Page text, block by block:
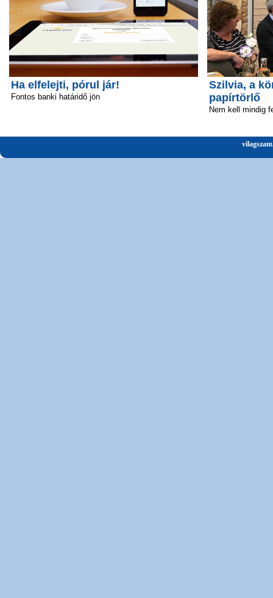
Ha elfelejti, pórul jár!
Fontos banki határidő jön
Szilvia, a
papírtörlő
Nem kell mindig